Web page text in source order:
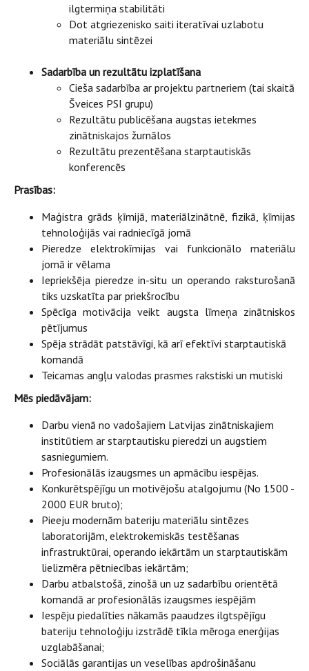
ilgtermiņa stabilitāti
Dot atgriezenisko saiti iteratīvai uzlabotu
materiālu sintēzei
Sadarbība un rezultātu izplatīšana
Cieša sadarbība ar projektu partneriem (tai skaitā
Šveices PSI grupu)
Rezultātu publicēšana augstas ietekmes
zinātniskajos žurnālos
Rezultātu prezentēšana starptautiskās
konferencēs
Prasības:
Maģistra grāds ķīmijā, materiālzinātnē, fizikā, ķīmijas
tehnoloģijās vai radniecīgā jomā
Pieredze elektrokīmijas vai funkcionālo materiālu
jomā ir vēlama
Iepriekšēja pieredze in-situ un operando raksturošanā
tiks uzskatīta par priekšrocību
Spēcīga motivācija veikt augsta līmeņa zinātniskos
pētījumus
Spēja strādāt patstāvīgi, kā arī efektīvi starptautiskā
komandā
Teicamas angļu valodas prasmes rakstiski un mutiski
Mēs piedāvājam:
Darbu vienā no vadošajiem Latvijas zinātniskajiem
institūtiem ar starptautisku pieredzi un augstiem
sasniegumiem.
Profesionālās izaugsmes un apmācību iespējas.
Konkurētspējīgu un motivējošu atalgojumu (No 1500 -
2000 EUR bruto);
Pieeju modernām bateriju materiālu sintēzes
laboratorijām, elektrokemiskās testēšanas
infrastruktūrai, operando iekārtām un starptautiskām
lielizmēra pētniecības iekārtām;
Darbu atbalstošā, zinošā un uz sadarbību orientētā
komandā ar profesionālās izaugsmes iespējām
Iespēju piedalīties nākamās paaudzes ilgtspējīgu
bateriju tehnoloģiju izstrādē tīkla mēroga enerģijas
uzglabāšanai;
Sociālās garantijas un veselības apdrošināšanu